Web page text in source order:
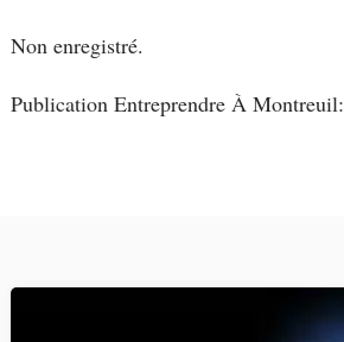
Non enregistré.
Publication Entreprendre À Montreuil: